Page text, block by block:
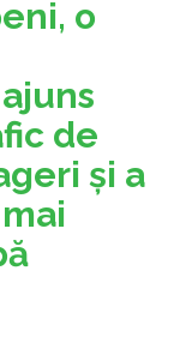
o
de
şi a